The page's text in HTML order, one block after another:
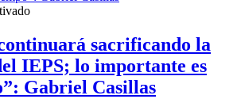
sacrificando la
IEPS; lo importante es
Gabriel Casillas